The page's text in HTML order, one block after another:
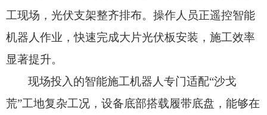
工现场， 光伏支架整齐排布。 操作人员正遥控智能
机器人作业，快速完成大片光伏板安装， 施工效率
显著提升。
现场投入的智能施工机器人专门适配“沙戈
荒”工地复杂工况， 设备底部搭载履带底盘， 能够在